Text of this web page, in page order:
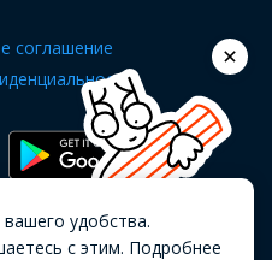
соглашение
© 2019 - 2026.Все
удобства.
с этим. Подробнее